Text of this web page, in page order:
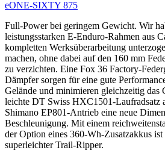
eONE-SIXTY 875
Full-Power bei geringem Gewicht. Wir
leistungsstarken E-Enduro-Rahmen aus
kompletten Werksüberarbeitung
machen, ohne dabei auf den 160 mm
zu verzichten. Eine Fox 36 Factory-
Dämpfer sorgen für eine gute
Gelände und minimieren gleichzeitig das
leichte DT Swiss HXC1501-Laufradsatz
Shimano EP801-Antrieb eine neue
Beschleunigung. Mit einem
der Option eines 360-Wh-Zusatzakkus ist
superleichter Trail-Ripper.